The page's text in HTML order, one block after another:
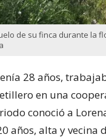
de su finca durante la
28 años,
en una
conoció a
años, alta y vecina